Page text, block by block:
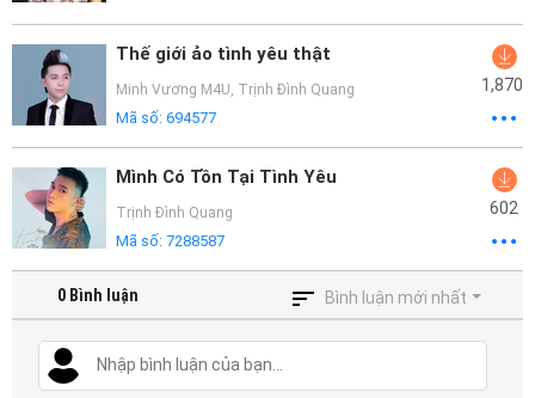
Thế giới ảo tình yêu thật
Minh Vương M4U, Trịnh Đình Quang
Mã số: 694577
1,870
Mình Có Tồn Tại Tình Yêu
Trịnh Đình Quang
Mã số: 7288587
602
0 Bình luận Bình luận mới nhất